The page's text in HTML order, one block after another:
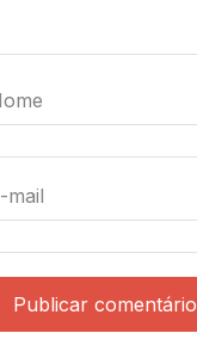
mail
Publicar comentário